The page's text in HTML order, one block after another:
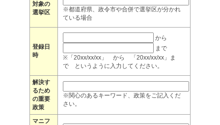
対象の
選挙区
※都道府県、政令市や合併で選挙区が分かれ
ている場合
登録日
時
から
まで
※「20xx/xx/xx」 から 「20xx/xx/xx」ま
で というように入力してください。
解決す
るため
の重要
政策
※関心のあるキーワード、政策をご記入くだ
さい。
マニフ